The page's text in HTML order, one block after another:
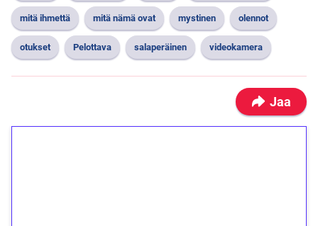
mitä ihmettä mitä nämä ovat mystinen olennot
otukset Pelottava salaperäinen videokamera
Jaa